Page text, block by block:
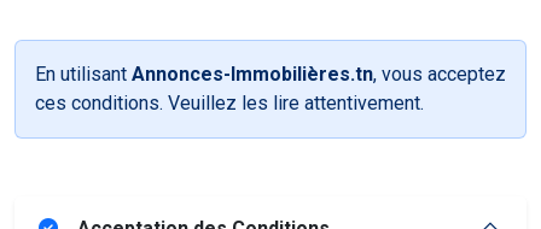
En utilisant Annonces-Immobilières.tn, vous acceptez
ces conditions. Veuillez les lire attentivement.